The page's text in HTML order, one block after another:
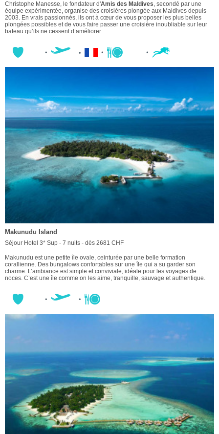
Christophe Manesse, le fondateur d'Amis des Maldives, secondé par une
équipe expérimentée, organise des croisières plongée aux Maldives depuis
2003. En vrais passionnés, ils ont à cœur de vous proposer les plus belles
plongées possibles et de vous faire passer une croisière inoubliable sur leur
bateau qu’ils ne cessent d’améliorer.
Makunudu Island
Séjour Hotel 3* Sup - 7 nuits - dès 2681 CHF
Makunudu est une petite île ovale, ceinturée par une belle formation
corallienne. Des bungalows confortables sur une île qui a su garder son
charme. L’ambiance est simple et conviviale, idéale pour les voyages de
noces. C’est une île comme on les aime, tranquille, sauvage et authentique.